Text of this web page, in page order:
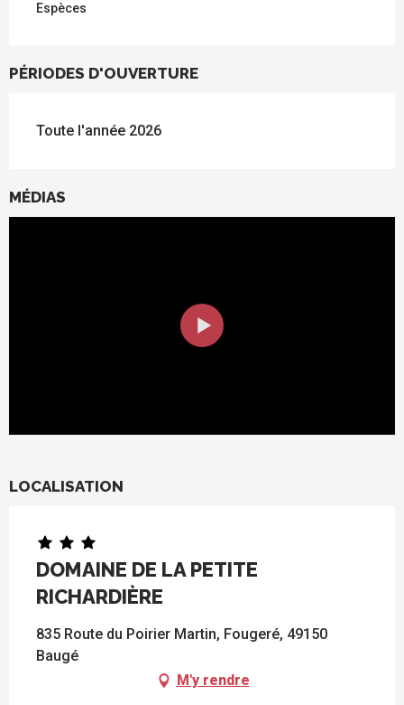
Espèces
PÉRIODES D'OUVERTURE
Toute l'année 2026
MÉDIAS
LOCALISATION
DOMAINE DE LA PETITE
RICHARDIÈRE
835 Route du Poirier Martin, Fougeré, 49150
Baugé
M'y rendre